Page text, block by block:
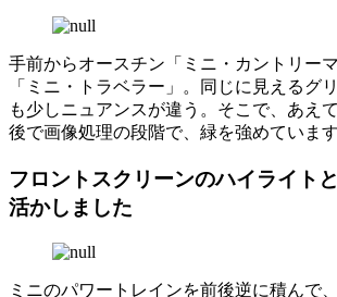
手前からオースチン「ミニ・カントリー
「ミニ・トラベラー」。同じに見えるグ
も少しニュアンスが違う。そこで、あえ
後で画像処理の段階で、緑を強めています
フロントスクリーンのハイライト
活かしました
ミニのパワートレインを前後逆に積んで